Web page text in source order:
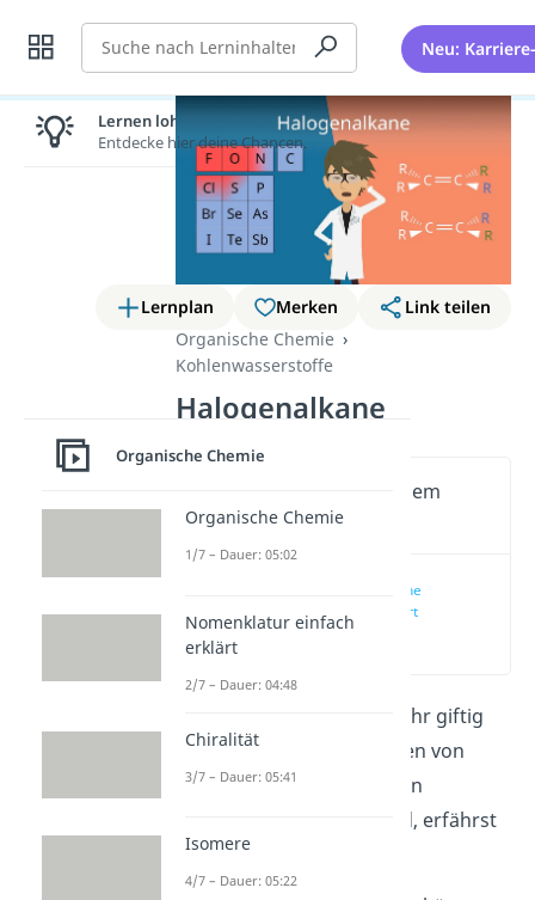
Suche Neu:
Lernplan Merken
Link teilen
Organische Chemie
Kohlenwasserstoffe
Halogenalkane
Wichtige Inhalte in diesem
Video
Halogenalkane
einfach erklärt
Halogenalkane können sehr giftig
sein. Was die Eigenschaften von
Halogenalkanen und deren
typischen Reaktionen sind, erfährst
du in diesem Beitrag.
Lernen lohnt sich!
Entdecke hier deine Chancen.
Organische Chemie
Organische Chemie
1/7 – Dauer: 05:02
Nomenklatur einfach
erklärt
2/7 – Dauer: 04:48
Chiralität
3/7 – Dauer: 05:41
Isomere
4/7 – Dauer: 05:22